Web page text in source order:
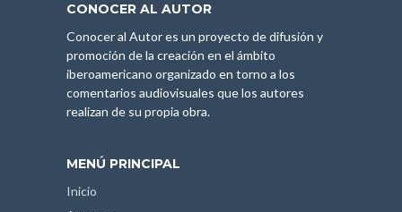
CONOCER AL AUTOR
Conocer al Autor es un proyecto de difusión y
promoción de la creación en el ámbito
iberoamericano organizado en torno a los
comentarios audiovisuales que los autores
realizan de su propia obra.
MENÚ PRINCIPAL
Inicio